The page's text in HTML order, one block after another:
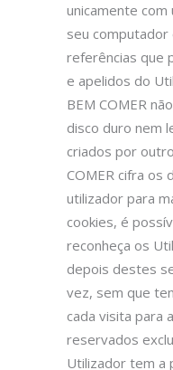
unicamente com
seu computador
referências que
e apelidos do
BEM COMER
disco duro nem
criados por
COMER cifra os
utilizador para
cookies, é
reconheça os
depois destes
vez, sem que
cada visita para
reservados
Utilizador tem a